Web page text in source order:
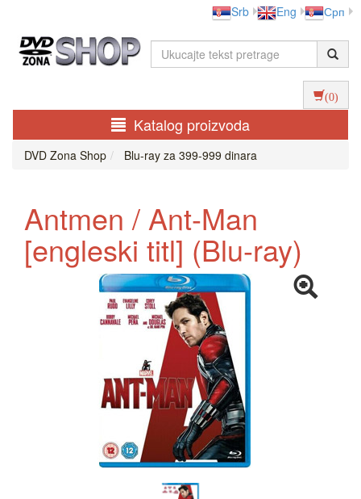
Srb Eng Срп
(0)
Katalog proizvoda
DVD Zona Shop Blu-ray za 399-999 dinara
Antmen / Ant-Man
[engleski titl] (Blu-ray)